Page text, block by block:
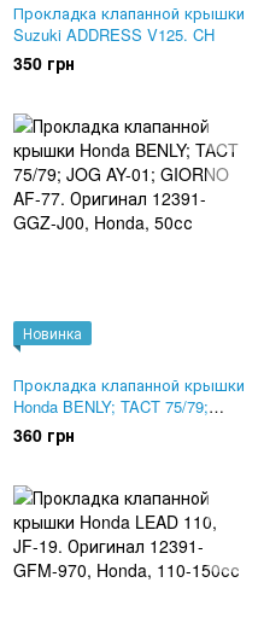
Прокладка клапанной крышки
Suzuki ADDRESS V125. CH
350 грн
Новинка
Прокладка клапанной крышки
Honda BENLY; TACT 75/79;
JOG AY-01; GIORNO AF-77.
Оригинал 12391-GGZ-J00
360 грн